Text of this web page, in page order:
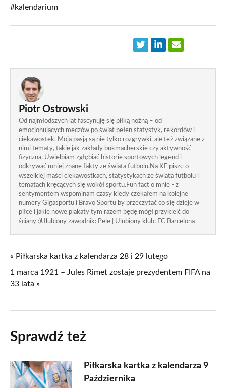
#kalendarium
Piotr Ostrowski
Od najmłodszych lat fascynuję się piłką nożną – od
emocjonujących meczów po świat pełen statystyk, rekordów i
ciekawostek. Moją pasją są nie tylko rozgrywki, ale też związane z
nimi tematy, takie jak zakłady bukmacherskie czy aktywność
fizyczna. Uwielbiam zgłębiać historie sportowych legend i
odkrywać mniej znane fakty ze świata futbolu.Na KF piszę o
wszelkiej maści ciekawostkach, statystykach ze świata futbolu i
tematach kręcących się wokół sportu.Fun fact o mnie - z
sentymentem wspominam czasy kiedy czekałem na kolejne
numery Gigasportu i Bravo Sportu by przeczytać co się dzieje w
piłce i jakie nowe plakaty tym razem będę mógł przykleić do
ściany :)Ulubiony zawodnik: Pele | Ulubiony klub: FC Barcelona
« Piłkarska kartka z kalendarza 28 i 29 lutego
1 marca 1921 – Jules Rimet zostaje prezydentem FIFA na
33 lata »
Sprawdź też
Piłkarska kartka z kalendarza 9
Października